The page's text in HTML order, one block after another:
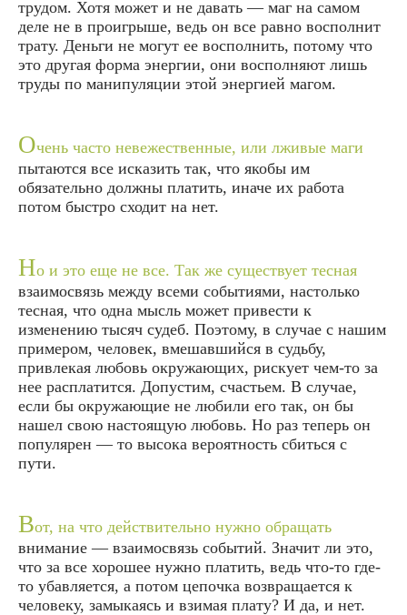
трудом. Хотя может и не давать — маг на самом
деле не в проигрыше, ведь он все равно восполнит
трату. Деньги не могут ее восполнить, потому что
это другая форма энергии, они восполняют лишь
труды по манипуляции этой энергией магом.
Очень часто невежественные, или лживые маги
пытаются все исказить так, что якобы им
обязательно должны платить, иначе их работа
потом быстро сходит на нет.
Но и это еще не все. Так же существует тесная
взаимосвязь между всеми событиями, настолько
тесная, что одна мысль может привести к
изменению тысяч судеб. Поэтому, в случае с нашим
примером, человек, вмешавшийся в судьбу,
привлекая любовь окружающих, рискует чем-то за
нее расплатится. Допустим, счастьем. В случае,
если бы окружающие не любили его так, он бы
нашел свою настоящую любовь. Но раз теперь он
популярен — то высока вероятность сбиться с
пути.
Вот, на что действительно нужно обращать
внимание — взаимосвязь событий. Значит ли это,
что за все хорошее нужно платить, ведь что-то где-
то убавляется, а потом цепочка возвращается к
человеку, замыкаясь и взимая плату? И да, и нет.